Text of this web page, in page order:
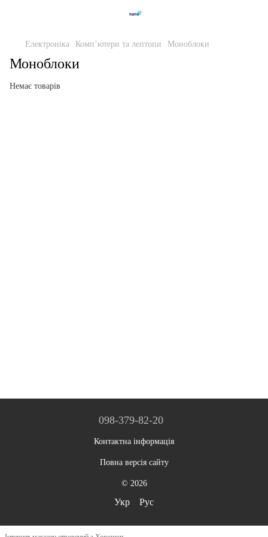
Електроніка Компʼютери та лептопи Моноблоки
Моноблоки
Немає товарів
098-379-82-20
Контактна інформація
Повна версія сайту
© 2026
Укр Рус